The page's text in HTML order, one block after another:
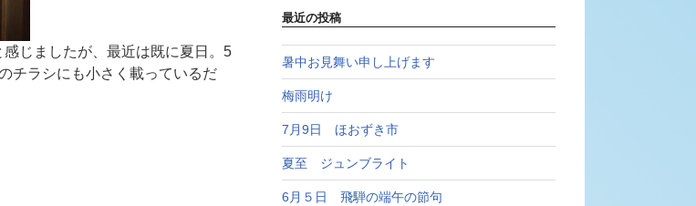
じましたが、最近は既に夏日。5
チラシにも小さく載っているだ
最近の投稿
暑中お見舞い申し上げます
梅雨明け
7月9日 ほおずき市
夏至 ジュンブライト
6月５日 飛騨の端午の節句